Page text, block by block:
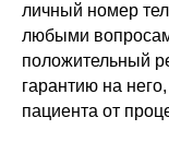
личный номер
любыми
положительный
гарантию на
пациента от